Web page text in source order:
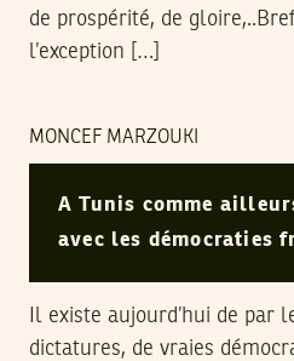
de prospérité, de
l’exception […]
MONCEF MARZOUKI
A Tunis comme
avec les démocraties
Il existe aujourd’hui de par
dictatures, de vraies